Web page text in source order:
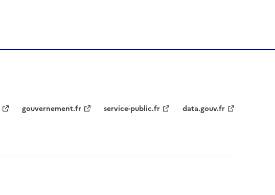
gouvernement.fr service-public.fr data.gouv.fr